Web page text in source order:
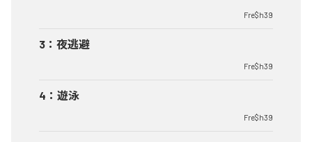
Fre$h39
3 ： 夜逃避
Fre$h39
4 ： 遊泳
Fre$h39